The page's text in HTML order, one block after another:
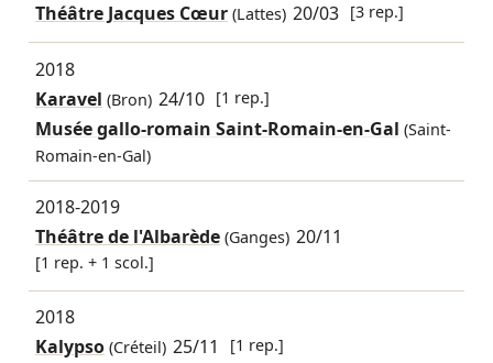
Théâtre Jacques Cœur(Lattes) 20/03 [3 rep.]
2018
Karavel (Bron) 24/10 [1 rep.]
Musée gallo-romain Saint-Romain-en-Gal (Saint-
Romain-en-Gal)
2018-2019
Théâtre de l'Albarède(Ganges) 20/11
[1 rep. + 1 scol.]
2018
Kalypso(Créteil) 25/11 [1 rep.]